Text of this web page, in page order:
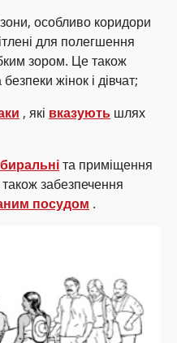
особливо коридори
для полегшення
зором. Це також
жінок і дівчат;
, які вказують шлях
та приміщення
забезпечення
посудом .